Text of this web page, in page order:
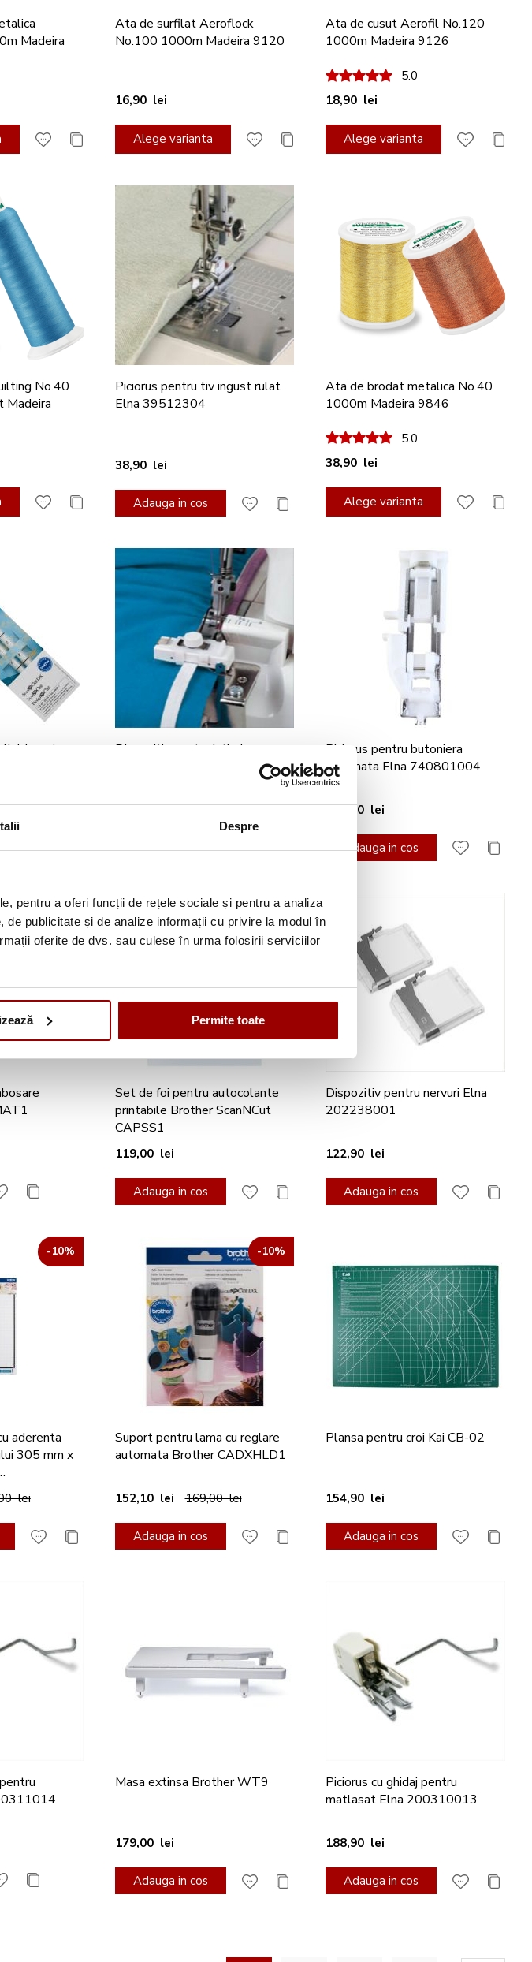
Despre
pentru a oferi funcții de rețele sociale și pentru a analiza
publicitate și de analize informații cu privire la modul în
oferite de dvs. sau culese în urma folosirii serviciilor
Permite toate
Madeira
Ata de surfilat Aeroflock
No.100 1000m Madeira 9120
16,90 lei
Alege varianta
Ata de cusut Aerofil No.120
1000m Madeira 9126
100%
5.0
18,90 lei
Alege varianta
No.40
Madeira
Piciorus pentru tiv ingust rulat
Elna 39512304
38,90 lei
Adauga in cos
Ata de brodat metalica No.40
1000m Madeira 9846
100%
5.0
38,90 lei
Alege varianta
pentru
Dispozitiv pentru intinderea
elasticului Elna 202037019
94,90 lei
Adauga in cos
Piciorus pentru butoniera
automata Elna 740801004
102,90 lei
Adauga in cos
Set de foi pentru autocolante
printabile Brother ScanNCut
CAPSS1
119,00 lei
Adauga in cos
Dispozitiv pentru nervuri Elna
202238001
122,90 lei
Adauga in cos
-10%
aderenta
305 mm x
lei
-10%
Suport pentru lama cu reglare
automata Brother CADXHLD1
152,10 lei 169,00 lei
Adauga in cos
Plansa pentru croi Kai CB-02
154,90 lei
Adauga in cos
Masa extinsa Brother WT9
179,00 lei
Adauga in cos
Piciorus cu ghidaj pentru
matlasat Elna 200310013
188,90 lei
Adauga in cos